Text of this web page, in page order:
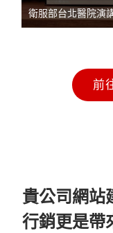
衛服部台北醫院演
前
貴公司網站
行銷更是帶